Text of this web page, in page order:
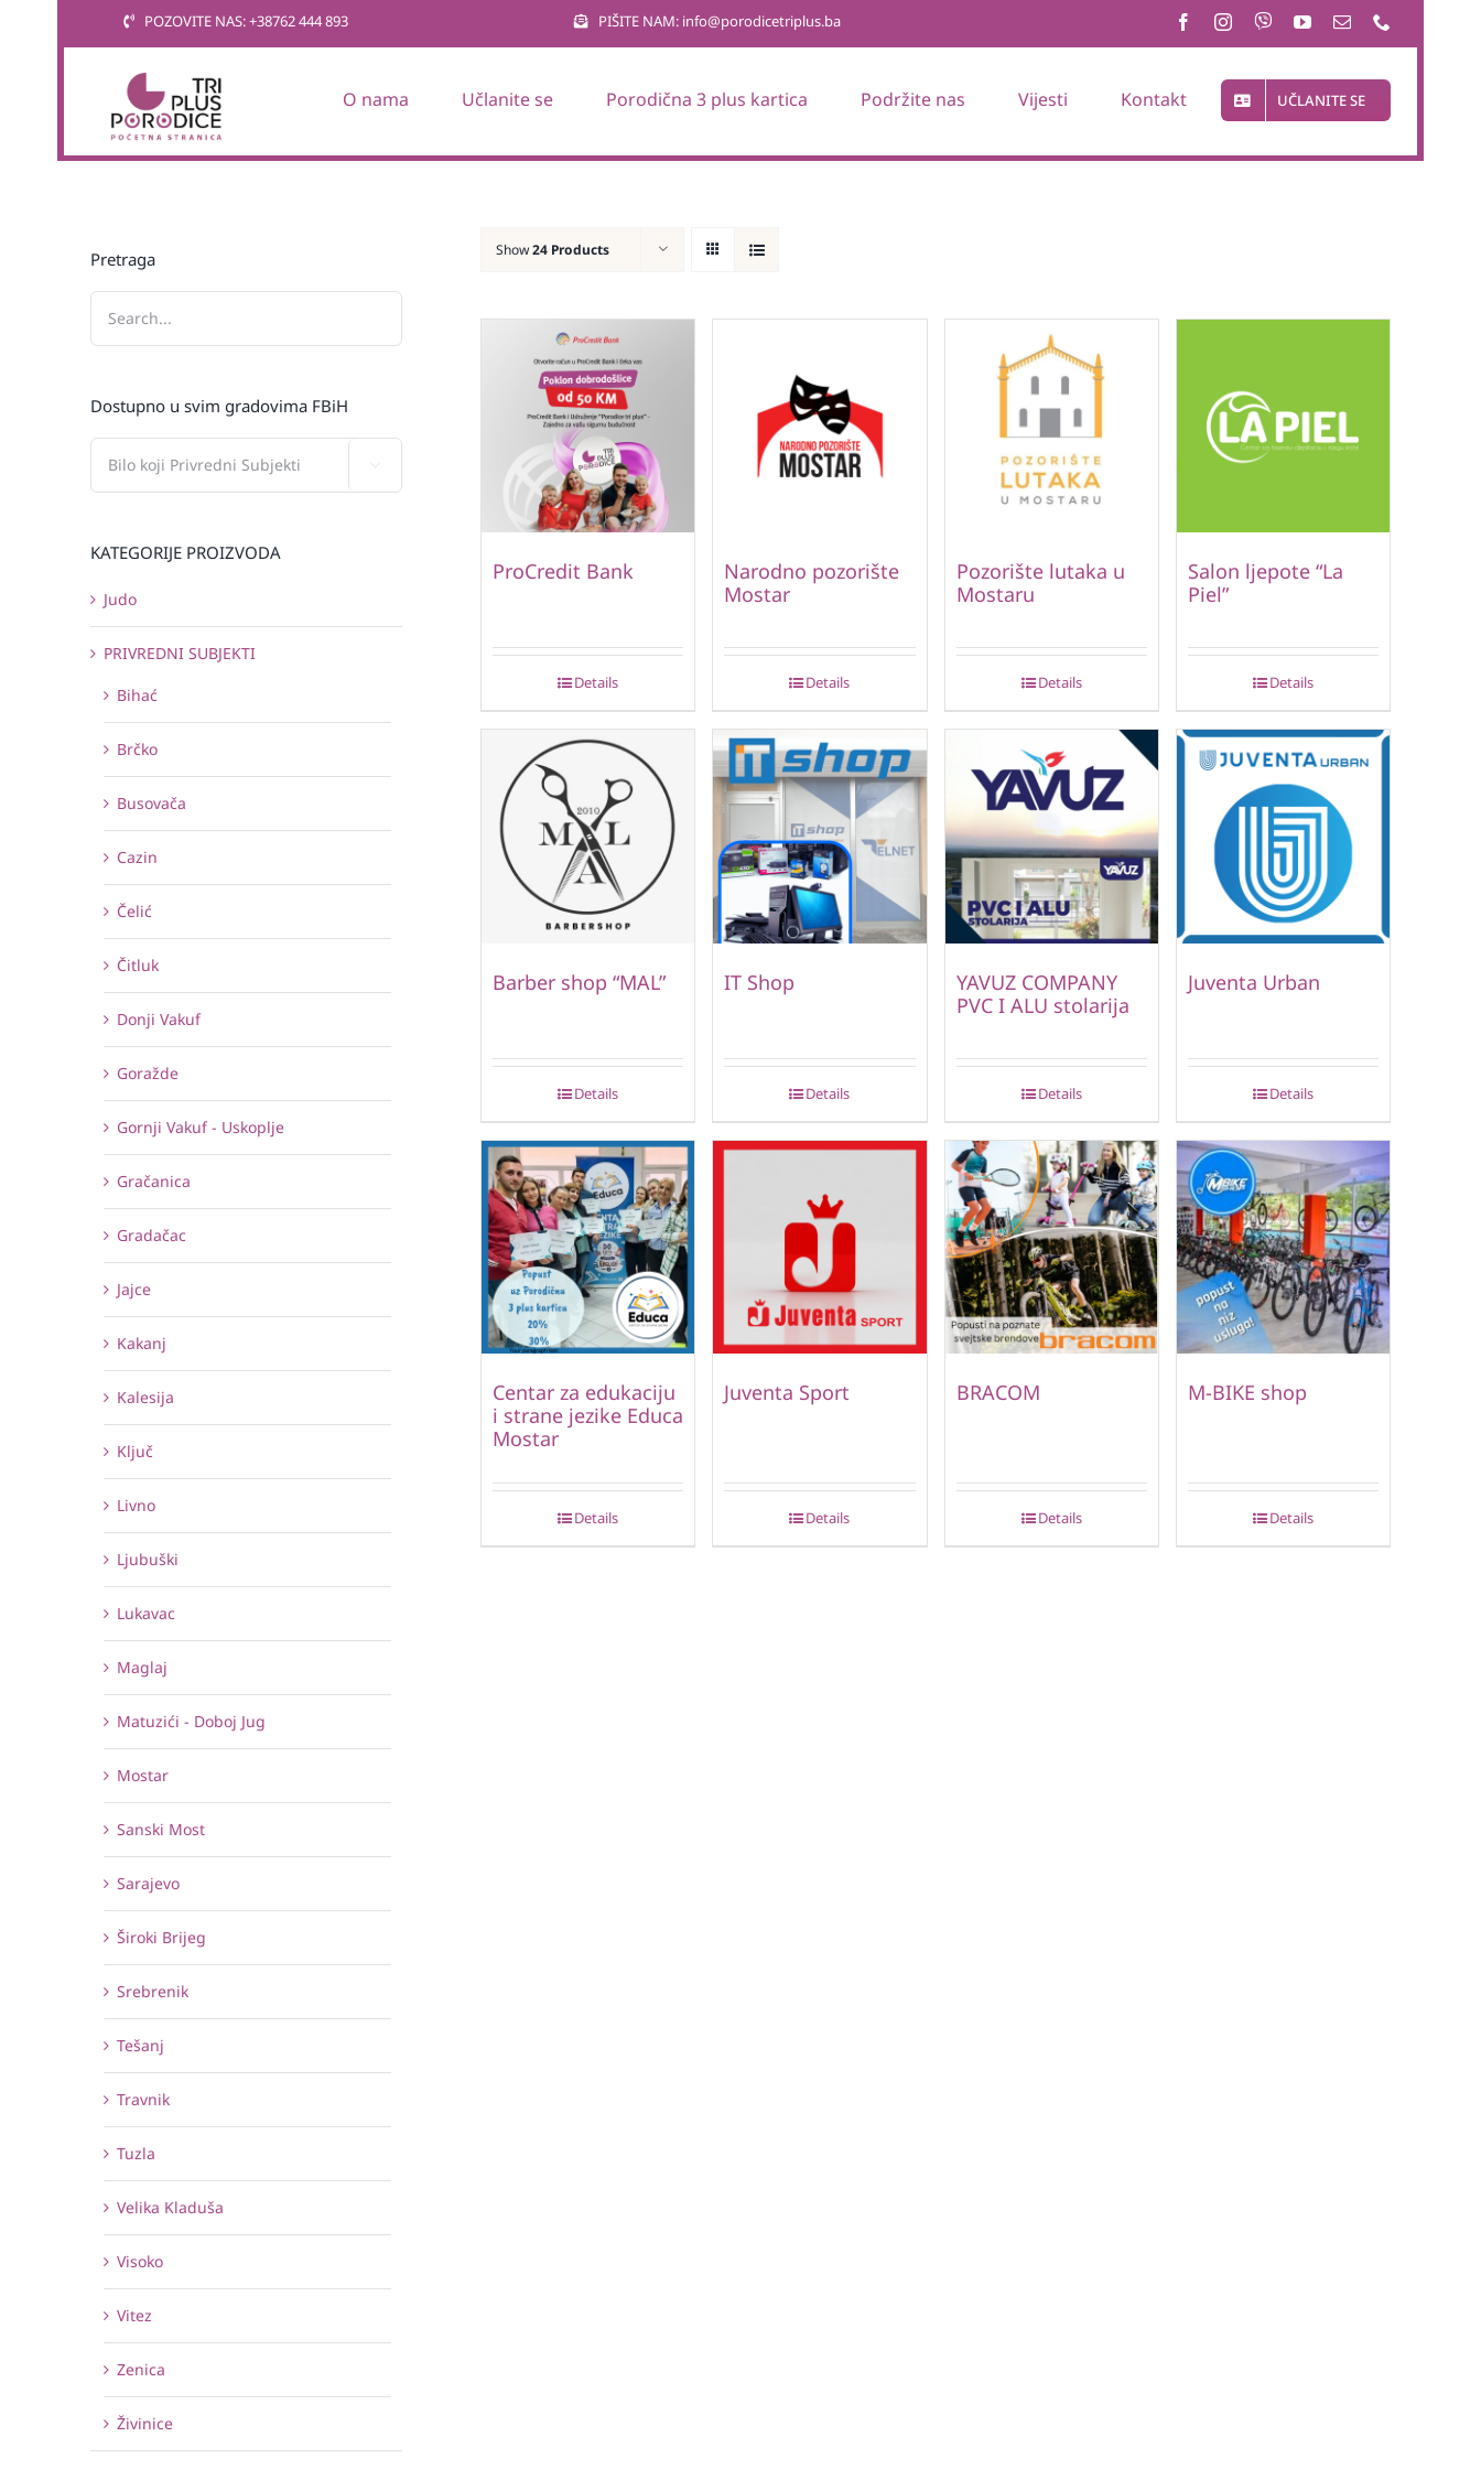
POZOVITE NAS: +38762 444 893 PIŠITE NAM: info@porodicetriplus.ba
O nama Učlanite se Porodična 3 plus kartica Podržite nas Vijesti Kontakt UČLANITE SE
Show24 Products
ProCredit Bank
Details
Narodno pozorište
Mostar
Details
Pozorište lutaka u
Mostaru
Details
Salon ljepote “La
Piel”
Details
Barber shop “MAL”
Details
IT Shop
Details
YAVUZ COMPANY
PVC I ALU stolarija
Details
Juventa Urban
Details
Centar za edukaciju
i strane jezike Educa
Mostar
Details
Juventa Sport
Details
BRACOM
Details
M-BIKE shop
Details
Pretraga
Dostupno u svim gradovima FBiH
KATEGORIJE PROIZVODA
Judo
PRIVREDNI SUBJEKTI
Bihać
Brčko
Busovača
Cazin
Čelić
Čitluk
Donji Vakuf
Goražde
Gornji Vakuf - Uskoplje
Gračanica
Gradačac
Jajce
Kakanj
Kalesija
Ključ
Livno
Ljubuški
Lukavac
Maglaj
Matuzići - Doboj Jug
Mostar
Sanski Most
Sarajevo
Široki Brijeg
Srebrenik
Tešanj
Travnik
Tuzla
Velika Kladuša
Visoko
Vitez
Zenica
Živinice